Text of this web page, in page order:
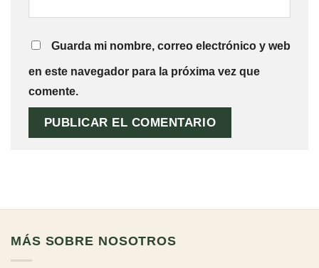
Guarda mi nombre, correo electrónico y web
en este navegador para la próxima vez que
comente.
MÁS SOBRE NOSOTROS